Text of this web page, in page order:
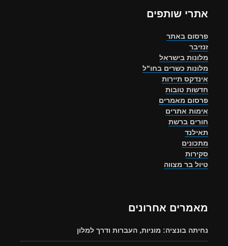
אתרי שותפים
פרסום באתר
זנזיבר
מלונות בישראל
מלונות כשרים בחו"ל
אינדקס תיירות
חדשות טובות
פרסום מאמרים
אימות אתרים
חורים ברשת
תאילנד
מתכונים
סקירות
טיול בר מצווה
מאמרים אחרונים
נחיתה בונציה: מוניות, העברות ודרך למלון